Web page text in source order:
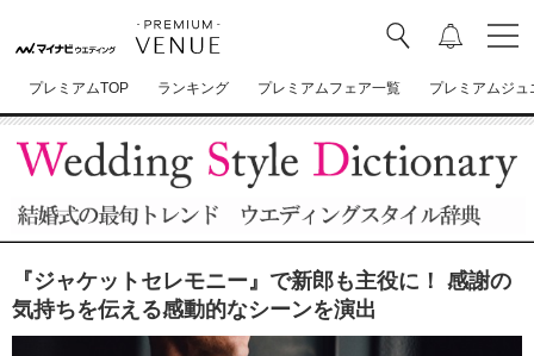
プレミアムTOP ランキング プレミアムフェア一覧 プレミアムジュ
『ジャケットセレモニー』で新郎も主役に！ 感謝の
気持ちを伝える感動的なシーンを演出